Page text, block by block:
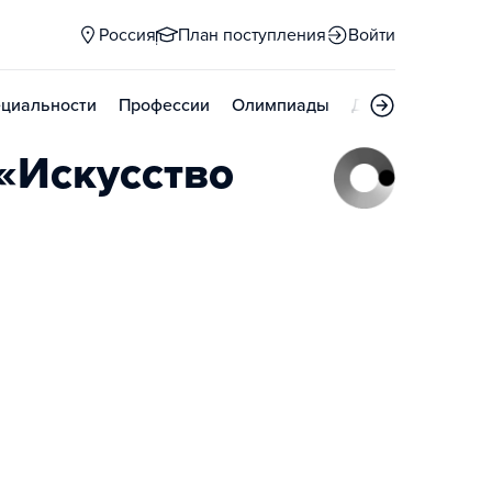
Россия План поступления Войти
Профессии Олимпиады Дни открытых